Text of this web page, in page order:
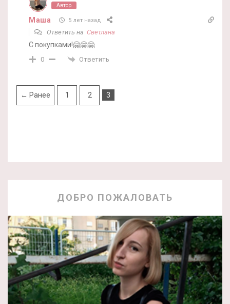
Автор
Маша 5 лет назад
Ответить на Светлана
С покупками!🤗🤗🤗
0 Ответить
← Ранее 1 2 3
ДОБРО ПОЖАЛОВАТЬ